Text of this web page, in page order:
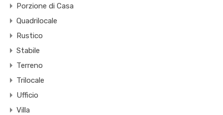
Porzione di Casa
Quadrilocale
Rustico
Stabile
Terreno
Trilocale
Ufficio
Villa